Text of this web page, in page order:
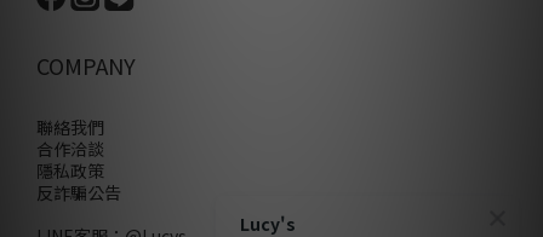
COMPANY
聯絡我們
合作洽談
隱私政策
反詐騙公告
Lucy's